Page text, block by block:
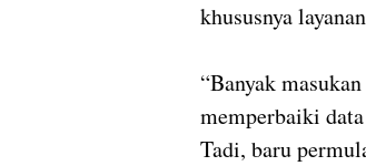
khususnya
“Banyak
memperbaiki
Tadi, baru